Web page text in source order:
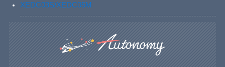
XEDC03S/XEDC05M